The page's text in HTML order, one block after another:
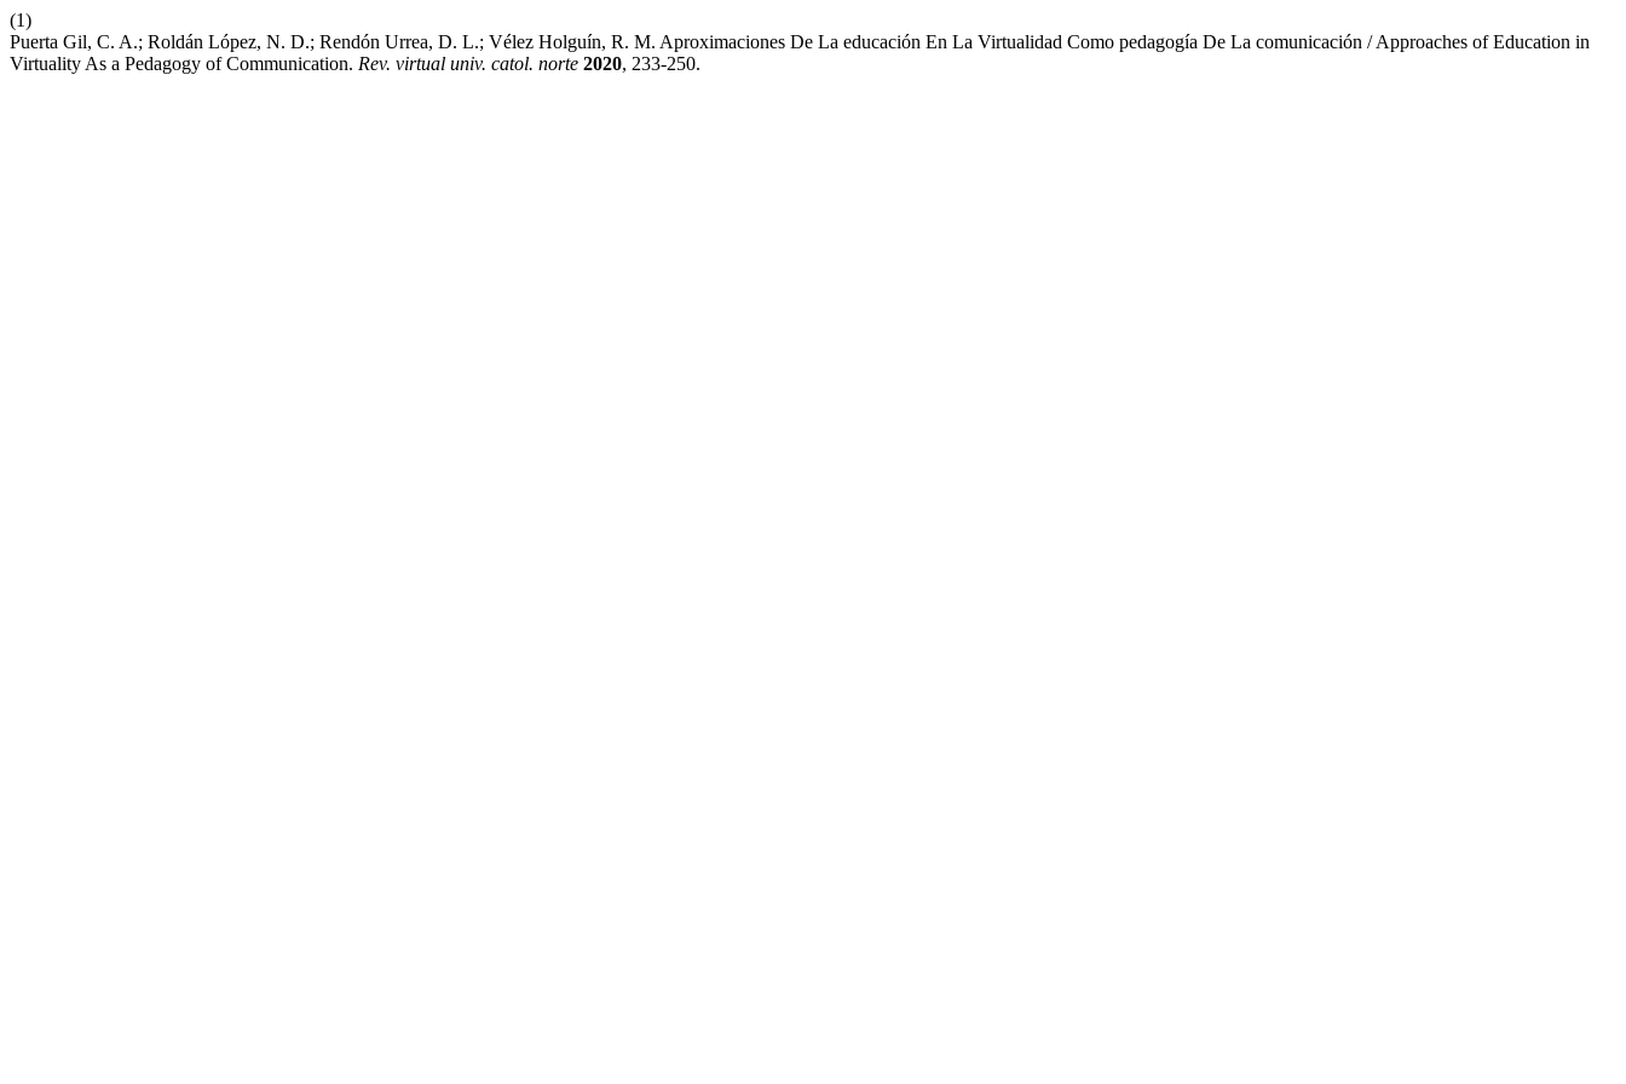
(1)
Puerta Gil, C. A.; Roldán López, N. D.; Rendón Urrea, D. L.; Vélez Holguín, R. M. Aproximaciones De La educación En La Virtualidad Como pedagogía De La comunicación / Approaches of Education in
Virtuality As a Pedagogy of Communication. Rev. virtual univ. catol. norte 2020, 233-250.